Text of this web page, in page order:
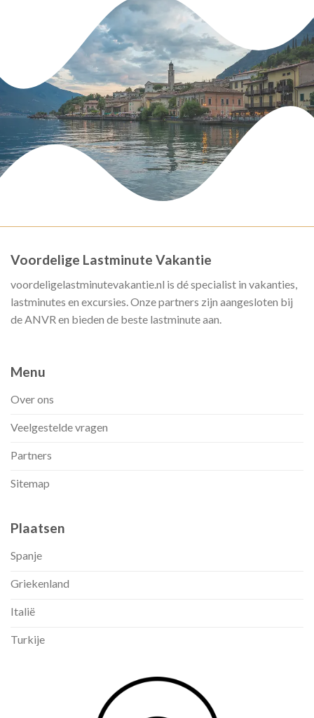
Voordelige Lastminute Vakantie
voordeligelastminutevakantie.nl is dé specialist in vakanties,
lastminutes en excursies. Onze partners zijn aangesloten bij
de ANVR en bieden de beste lastminute aan.
Menu
Over ons
Veelgestelde vragen
Partners
Sitemap
Plaatsen
Spanje
Griekenland
Italië
Turkije